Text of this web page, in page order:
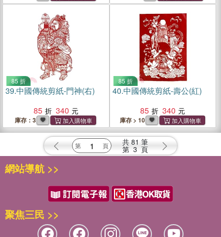
85 折
39.中國傳統剪紙-門神(右)
85
340
庫存：3
85 折
40.中國傳統剪紙-壽公(紅)
85
340
庫存 > 10
共 81 筆
第 3 頁
網站導航 >>
聚焦三民 >>